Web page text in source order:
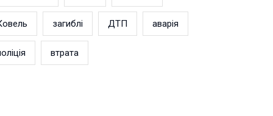
загиблі ДТП аварія
втрата